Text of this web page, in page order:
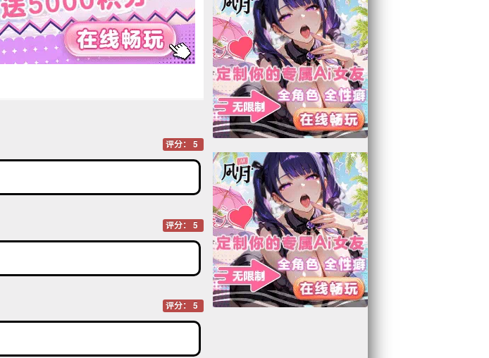
评分： 5
评分： 5
评分： 5